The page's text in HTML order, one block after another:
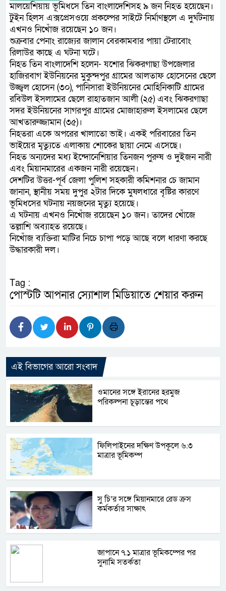
ফ্যাসিবাদবিরোধী আন্দোলনে
নিরপেক্ষ ও বিশ্বাসযোগ্য : প্রধানমন্ত্রী
বাগেরহাট মেডিকেল
মালয়েশিয়ায় ভূমিধসে তিন বাংলাদেশিসহ ৯ জন নিহত হয়েছেন।
টুইন হিলস এক্সপ্রেসওয়ে প্রকল্পের সাইটে নির্মাণস্থলে এ দুর্ঘটনায়
এখনও নিখোঁজ রয়েছেন ১০ জন।
শুক্রবার পেনাং রাজ্যের জালান বেরকামবার পায়া টেরাবোং
রিলাউর কাছে এ ঘটনা ঘটে।
নিহত তিন বাংলাদেশি হলেন- যশোর ঝিকরগাছা উপজেলার
হাজিরবাগ ইউনিয়নের মুকুন্দপুর গ্রামের আলতাফ হোসেনের ছেলে
উজ্জ্বল হোসেন (৩০), পানিসারা ইউনিয়নের মোহিনিকাটি গ্রামের
রবিউল ইসলামের ছেলে রাহাতজান আলী (২৫) এবং ঝিকরগাছা
সদর ইউনিয়নের সাগরপুর গ্রামের মোজাহারুল ইসলামের ছেলে
আখতারুজ্জামান (৩৫)।
নিহতরা একে অপরের খালাতো ভাই। একই পরিবারের তিন
ভাইয়ের মৃত্যুতে এলাকায় শোকের ছায়া নেমে এসেছে।
নিহত অন্যদের মধ্য ইন্দোনেশিয়ার তিনজন পুরুষ ও দুইজন নারী
এবং মিয়ানমারের একজন নারী রয়েছেন।
দেশটির উত্তর-পূর্ব জেলা পুলিশ সহকারী কমিশনার চে জামান
জানান, স্থানীয় সময় দুপুর ২টার দিকে মুষলধারে বৃষ্টির কারণে
ভূমিধসের ঘটনায় নয়জনের মৃত্যু হয়েছে।
এ ঘটনায় এখনও নিখোঁজ রয়েছেন ১০ জন। তাদের খোঁজে
তল্লাশি অব্যাহত রয়েছে।
নিখোঁজ ব্যক্তিরা মাটির নিচে চাপা পড়ে আছে বলে ধারণা করছে
উদ্ধারকারী দল।
Tag :
পোস্টটি আপনার স্যোশাল মিডিয়াতে শেয়ার করুন
এই বিভাগের আরো সংবাদ
ওমানের সঙ্গে ইরানের হরমুজ
পরিকল্পনা চূড়ান্তের পথে
ফিলিপাইনের দক্ষিণ উপকূলে ৬.৩
মাত্রার ভূমিকম্প
সু চি’র সঙ্গে মিয়ানমারে রেড ক্রস
কর্মকর্তার সাক্ষাৎ
জাপানে ৭.১ মাত্রার ভূমিকম্পের পর
সুনামি সতর্কতা